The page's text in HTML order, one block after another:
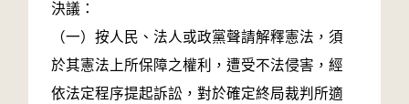
決議：
（一）按人民、法人或政黨聲請解釋憲法，須
於其憲法上所保障之權利，遭受不法侵害，經
依法定程序提起訴訟，對於確定終局裁判所適